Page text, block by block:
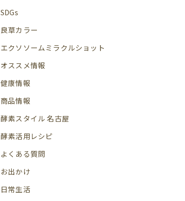
SDGs
良草カラー
エクソソームミラクルショット
オススメ情報
健康情報
商品情報
酵素スタイル 名古屋
酵素活用レシピ
よくある質問
お出かけ
日常生活